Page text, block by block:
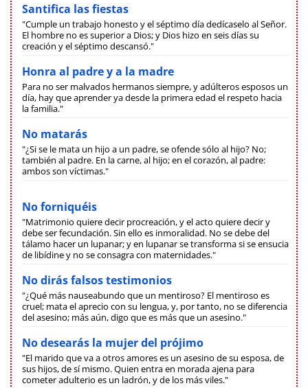
Santifica las fiestas
"Cumple un trabajo honesto y el séptimo día dedícaselo al Señor.
El hombre no es superior a Dios; y Dios hizo en seis días su
creación y el séptimo descansó."
Honra al padre y a la madre
Para no ser malvados hermanos siempre, y adúlteros esposos un
día, hay que aprender ya desde la primera edad el respeto hacia
la familia."
No matarás
"¿Si se le mata un hijo a un padre, se ofende sólo al hijo? No;
también al padre. En la carne, al hijo; en el corazón, al padre:
ambos son víctimas."
No forniquéis
"Matrimonio quiere decir procreación, y el acto quiere decir y
debe ser fecundación. Sin ello es inmoralidad. No se debe del
tálamo hacer un lupanar; y en lupanar se transforma si se ensucia
de libídine y no se consagra con maternidades."
No dirás falsos testimonios
"¿Qué más nauseabundo que un mentiroso? El mentiroso es
cruel; mata el aprecio con su lengua, y, por tanto, no se diferencia
del asesino; más aún, digo que es más que un asesino."
No desearás la mujer del prójimo
"El marido que va a otros amores es un asesino de su esposa, de
sus hijos, de sí mismo. Quien entra en morada ajena para
cometer adulterio es un ladrón, y de los más viles."